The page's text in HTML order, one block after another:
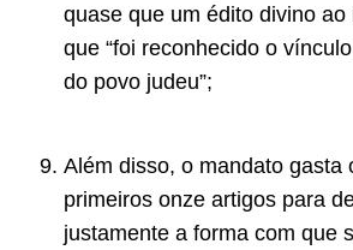
quase que um édito divino ao
que “foi reconhecido o
do povo judeu”;
Além disso, o mandato gasta
primeiros onze artigos para
justamente a forma com que